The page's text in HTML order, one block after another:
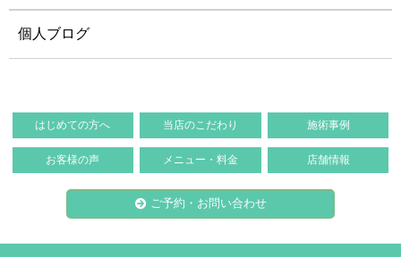
個人ブログ
はじめての方へ 当店のこだわり 施術事例
お客様の声 メニュー・料金 店舗情報
ご予約・お問い合わせ